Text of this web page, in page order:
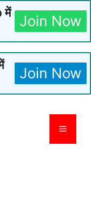
में
Join Now
Join Now
Menu